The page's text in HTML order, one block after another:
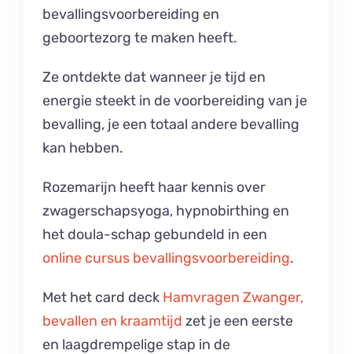
bevallingsvoorbereiding en
geboortezorg te maken heeft.
Ze ontdekte dat wanneer je tijd en
energie steekt in de voorbereiding van je
bevalling, je een totaal andere bevalling
kan hebben.
Rozemarijn heeft haar kennis over
zwagerschapsyoga, hypnobirthing en
het doula-schap gebundeld in een
online cursus bevallingsvoorbereiding.
Met het card deck Hamvragen Zwanger,
bevallen en kraamtijd zet je een eerste
en laagdrempelige stap in de